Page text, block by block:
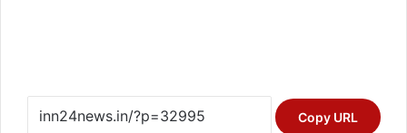
Copy URL